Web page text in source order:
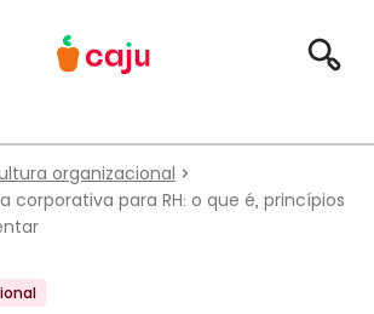
organizacional
corporativa para RH: o que é, princípios